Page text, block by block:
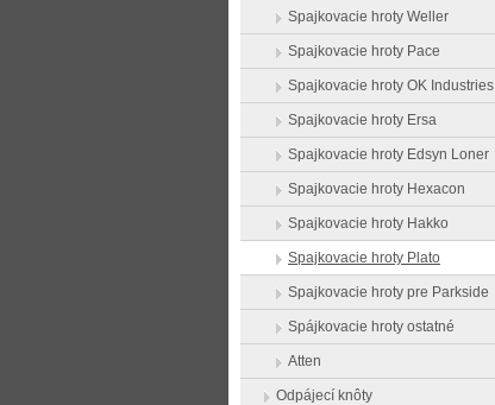
Spajkovacie hroty Weller
Spajkovacie hroty Pace
Spajkovacie hroty OK Industries
Spajkovacie hroty Ersa
Spajkovacie hroty Edsyn Loner
Spajkovacie hroty Hexacon
Spajkovacie hroty Hakko
Spajkovacie hroty Plato
Spajkovacie hroty pre Parkside
Spájkovacie hroty ostatné
Atten
Odpájecí knôty